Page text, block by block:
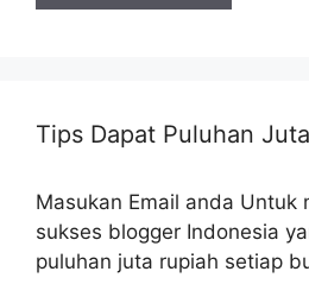
Tips Dapat Puluhan
Masukan Email anda Untuk
sukses blogger Indonesia
puluhan juta rupiah setiap